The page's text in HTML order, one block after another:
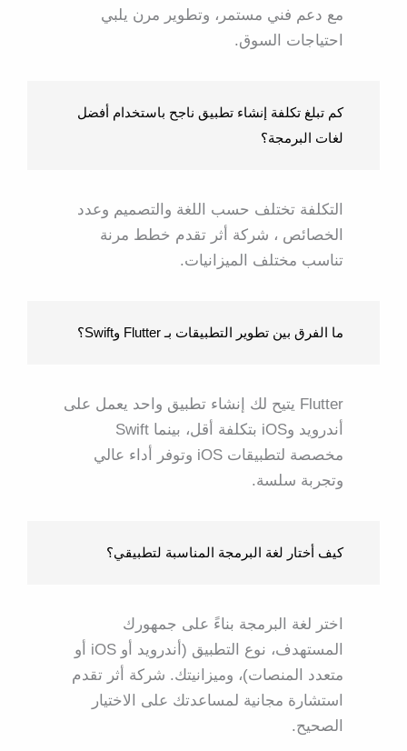
مع دعم فني مستمر، وتطوير مرن يلبي
احتياجات السوق.
كم تبلغ تكلفة إنشاء تطبيق ناجح باستخدام أفضل
لغات البرمجة؟
التكلفة تختلف حسب اللغة والتصميم وعدد
الخصائص ، شركة أثر تقدم خطط مرنة
تناسب مختلف الميزانيات.
ما الفرق بين تطوير التطبيقات بـ Flutter وSwift؟
Flutter يتيح لك إنشاء تطبيق واحد يعمل على
أندرويد وiOS بتكلفة أقل، بينما Swift
مخصصة لتطبيقات iOS وتوفر أداء عالي
وتجربة سلسة.
كيف أختار لغة البرمجة المناسبة لتطبيقي؟
اختر لغة البرمجة بناءً على جمهورك
المستهدف، نوع التطبيق (أندرويد أو iOS أو
متعدد المنصات)، وميزانيتك. شركة أثر تقدم
استشارة مجانية لمساعدتك على الاختيار
الصحيح.